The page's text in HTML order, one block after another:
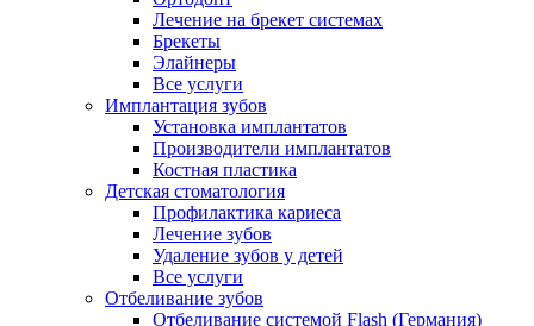
Лечение на брекет системах
Брекеты
Элайнеры
Все услуги
Имплантация зубов
Установка имплантатов
Производители имплантатов
Костная пластика
Детская стоматология
Профилактика кариеса
Лечение зубов
Удаление зубов у детей
Все услуги
Отбеливание зубов
Отбеливание системой Flash (Германия)